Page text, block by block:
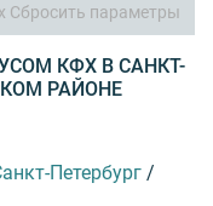
x Сбросить параметры
КФХ В САНКТ-
РАЙОНЕ
Петербург /